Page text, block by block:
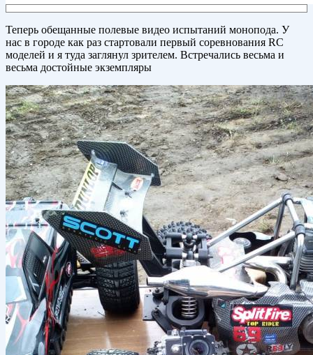
Теперь обещанные полевые видео испытаний монопода. У
нас в городе как раз стартовали первый соревнования RC
моделей и я туда заглянул зрителем. Встречались весьма и
весьма достойные экземпляры